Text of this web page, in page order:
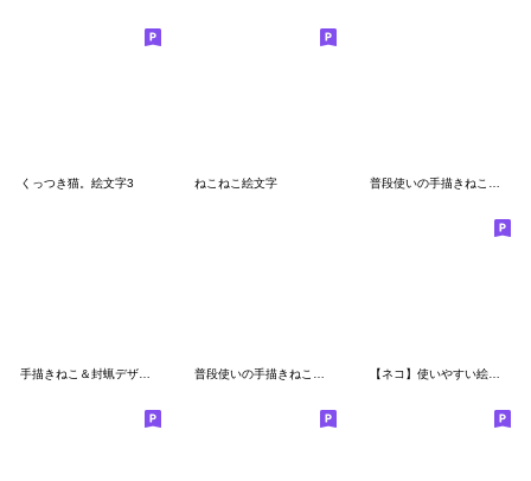
くっつき猫。絵文字3 ねこねこ絵文字
手描きねこ＆封蝋デザイン 普段使いの手描きねこ３《三毛＆トラ・冬》 【ネコ】使いやすい絵文字